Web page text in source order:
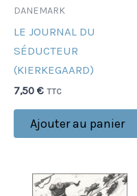
DANEMARK
LE JOURNAL DU
SÉDUCTEUR
(KIERKEGAARD)
7,50 € TTC
Ajouter au panier